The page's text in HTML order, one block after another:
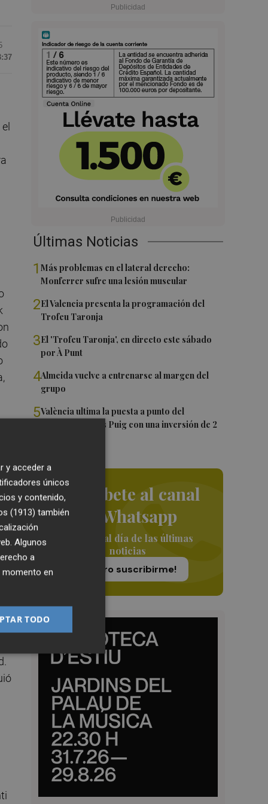
Últimas Noticias
1Más problemas en el lateral derecho:
Monferrer sufre una lesión muscular
2El Valencia presenta la programación del
Trofeu Taronja
3El 'Trofeu Taronja', en directo este sábado
por À Punt
4Almeida vuelve a entrenarse al margen del
grupo
5València ultima la puesta a punto del
Velódromo Lluís Puig con una inversión de 2
Suscríbete al canal
de Whatsapp
Siempre al día de las últimas
noticias
¡Quiero suscribirme!
y acceder a
únicos
y contenido,
(1913) también
Algunos
a
momento en
TODO